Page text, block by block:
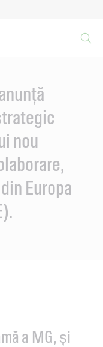
nou
Europa
a MG, și